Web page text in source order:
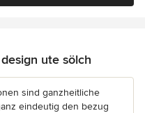
ute sölch
sind ganzheitliche
eindeutig den bezug